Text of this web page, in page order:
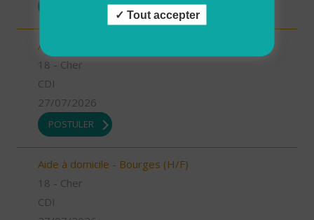
Aide à domicile - Saint Martin d'Auxigny (H/F)
18 - Cher
CDI
27/07/2026
POSTULER
Aide à domicile - Bourges (H/F)
18 - Cher
CDI
Tout accepter